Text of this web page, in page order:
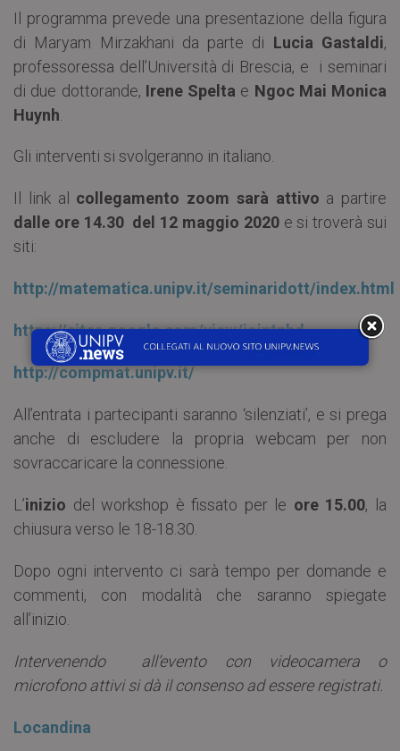
Il programma prevede una presentazione della figura
di Maryam Mirzakhani da parte di Lucia Gastaldi,
professoressa dell’Università di Brescia, e i seminari
di due dottorande, Irene Spelta e Ngoc Mai Monica
Huynh
Gli interventi si svolgeranno in italiano.
Il link al collegamento zoom sarà attivo a partire
dalle ore 14.30 del 12 maggio 2020 e si troverà sui
siti:
http://matematica.unipv.it/seminaridott/index.html
https://sites.google.com/view/jointphd
http://compmat.unipv.it/
All’entrata i partecipanti saranno ‘silenziati’, e si prega
anche di escludere la propria webcam per non
sovraccaricare la connessione.
L’inizio del workshop è fissato per le ore 15.00, la
chiusura verso le 18-18.30.
Dopo ogni intervento ci sarà tempo per domande e
commenti, con modalità che saranno spiegate
all’inizio.
Intervenendo all’evento con videocamera o
microfono attivi si dà il consenso ad essere registrati.
Locandina